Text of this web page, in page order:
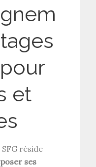
et
réside
ses